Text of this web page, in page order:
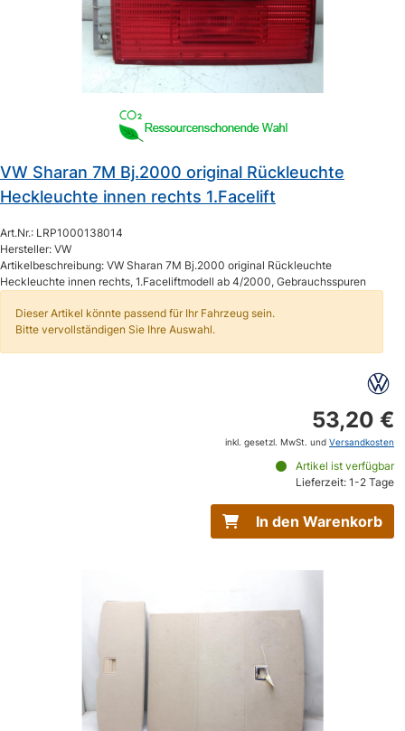
VW Sharan 7M Bj.2000 original Rückleuchte
Heckleuchte innen rechts 1.Facelift
Art.Nr.: LRP1000138014
Hersteller: VW
Artikelbeschreibung: VW Sharan 7M Bj.2000 original Rückleuchte
Heckleuchte innen rechts, 1.Faceliftmodell ab 4/2000, Gebrauchsspuren
Dieser Artikel könnte passend für Ihr Fahrzeug sein.
Bitte vervollständigen Sie Ihre Auswahl.
53,20 €
inkl. gesetzl. MwSt. und Versandkosten
Artikel ist verfügbar
Lieferzeit: 1-2 Tage
In den Warenkorb